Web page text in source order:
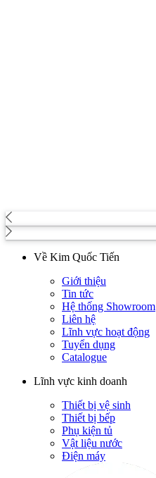
Về Kim Quốc Tiến
Giới thiệu
Tin tức
Hệ thống Showroom
Liên hệ
Lĩnh vực hoạt động
Tuyển dụng
Catalogue
Lĩnh vực kinh doanh
Thiết bị vệ sinh
Thiết bị bếp
Phụ kiện tủ
Vật liệu nước
Điện máy